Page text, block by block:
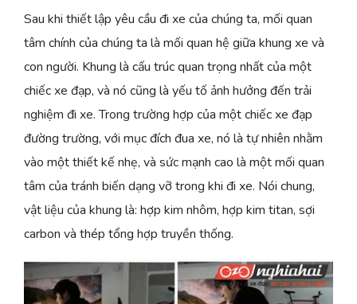
Sau khi thiết lập yêu cầu đi xe của chúng ta, mối quan
tâm chính của chúng ta là mối quan hệ giữa khung xe và
con người. Khung là cấu trúc quan trọng nhất của một
chiếc xe đạp, và nó cũng là yếu tố ảnh hưởng đến trải
nghiệm đi xe. Trong trường hợp của một chiếc xe đạp
đường trường, với mục đích đua xe, nó là tự nhiên nhằm
vào một thiết kế nhẹ, và sức mạnh cao là một mối quan
tâm của tránh biến dạng vỡ trong khi đi xe. Nói chung,
vật liệu của khung là: hợp kim nhôm, hợp kim titan, sợi
carbon và thép tổng hợp truyền thống.